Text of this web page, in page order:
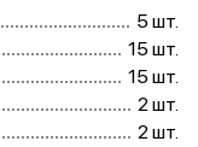
5 шт.
15 шт.
15 шт.
2 шт.
2 шт.